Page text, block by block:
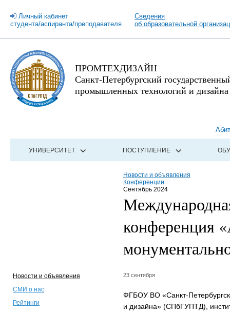
Личный кабинет
студента/аспиранта/преподавателя
Сведения
об образовательной
ПРОМТЕХДИЗАЙН
Санкт-Петербургский
промышленных технологий и дизайна
УНИВЕРСИТЕТ ПОСТУПЛЕНИЕ
Новости и объявления
Конференции
Сентябрь 2024
конференция
Новости и объявления
СМИ о нас
Рейтинги
23 сентября
ФГБОУ ВО «Санкт-
и дизайна» (СПбГУПТД),